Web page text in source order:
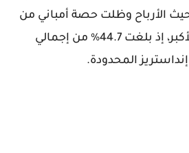
الأرباح وظلت حصة أمباني من
الأسهم الفردية هي الأكبر، إذ بلغت 44.7% من إجمالي
المحدودة.